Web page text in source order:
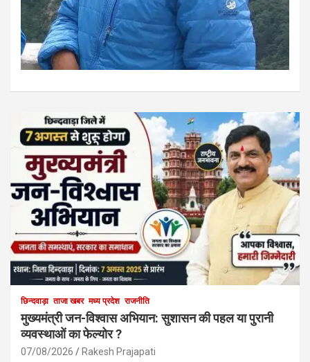
छिन्दवाड़ा ताजा खबर मध्य प्रदेश राजनीति
मुख्यमंत्री जन-विश्वास अभियान: सुशासन की पहल या पुरानी
व्यवस्थाओं का फेल्योर ?
07/08/2026 Rakesh Prajapati